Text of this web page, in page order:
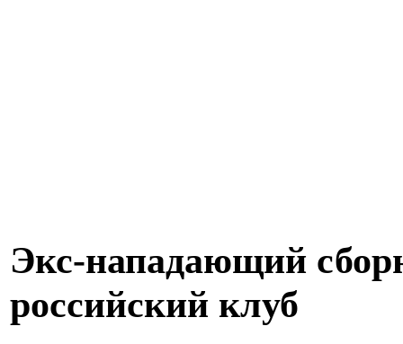
Экс-нападающий
российский клуб